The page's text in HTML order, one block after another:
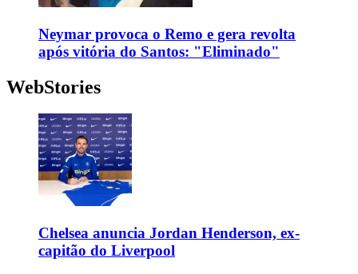
Neymar provoca o Remo e gera revolta
após vitória do Santos: "Eliminado"
WebStories
Chelsea anuncia Jordan Henderson, ex-
capitão do Liverpool